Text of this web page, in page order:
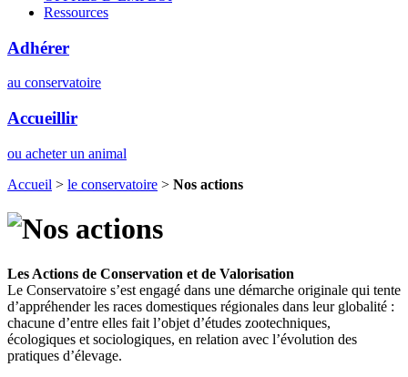
Ressources
Adhérer
au conservatoire
Accueillir
ou acheter un animal
Accueil > le conservatoire > Nos actions
Les Actions de Conservation et de Valorisation
Le Conservatoire s’est engagé dans une démarche originale qui tente
d’appréhender les races domestiques régionales dans leur globalité :
chacune d’entre elles fait l’objet d’études zootechniques,
écologiques et sociologiques, en relation avec l’évolution des
pratiques d’élevage.